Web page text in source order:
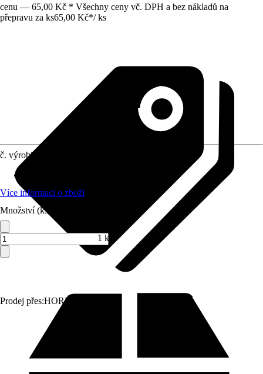
cenu — 65,00 Kč * Všechny ceny vč. DPH a bez nákladů na
přepravu za ks65,00 Kč*/ ks
Prodej přes:HORNBACH
č. výrobku
Více informací o zboží
Množství (ks)
1 ks